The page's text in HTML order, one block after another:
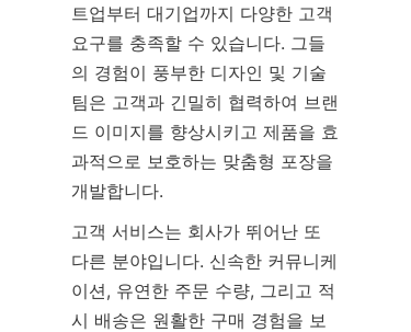
트업부터 대기업까지 다양한 고객
요구를 충족할 수 있습니다. 그들
의 경험이 풍부한 디자인 및 기술
팀은 고객과 긴밀히 협력하여 브랜
드 이미지를 향상시키고 제품을 효
과적으로 보호하는 맞춤형 포장을
개발합니다.
고객 서비스는 회사가 뛰어난 또
다른 분야입니다. 신속한 커뮤니케
이션, 유연한 주문 수량, 그리고 적
시 배송은 원활한 구매 경험을 보